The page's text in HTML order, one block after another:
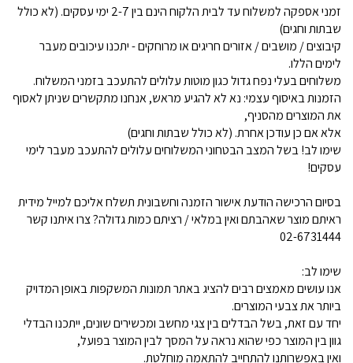
זמני אספקה למשלוח עד לבית הלקוח הינם בין 2-7 ימי עסקים. (לא כולל
שבתות וחגים)
קיבוצים / מושבים / אזורים חריגים או מרוחקים - יתכנו עיכובים מעבר
לימים הללו.
משלוחים בעלי נפח גדול כגון מוטות עלולים להתעכב בזמני המשלוח.
הזמנות באיסוף עצמי: נא לא להגיע מראש, אנחנו מתקשרים שניתן לאסוף
את המוצרים מהסניף,
אלא אם כן עודכן אחרת. (לא כולל שבתות וחגים)
שימו לב! בשל המצב הבטחוני המשלוחים עלולים להתעכב מעבר לימי
עסקים!
בסיום הרכישה הודעת אישור הזמנה וחשבונית תשלח אליכם למייל מידית
ראיתם מוצר שאהבתם ואין במלאי / רציתם כמות גדולה? צרו איתנו קשר
02-6731444
שימו לב:
אנו עושים מאמצים רבים להציג באתר תמונות המשקפות באופן המדויק
ביותר את צבעי המוצרים.
יחד עם זאת, בשל הבדלים בין צגי מחשב ומכשירים שונים, ייתכנו הבדלי
גוון בין המוצר כפי שהוא נראה על המסך לבין המוצר בפועל,
ואין באפשרותנו להתחייב להתאמה מוחלטת.